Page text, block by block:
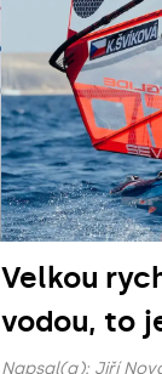
Velkou
vodou, to
Napsal(a): Jiří